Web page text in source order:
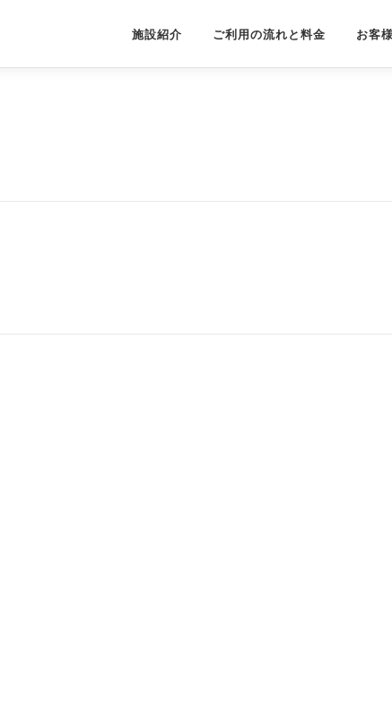
施設紹介 ご利用の流れと料金 お客